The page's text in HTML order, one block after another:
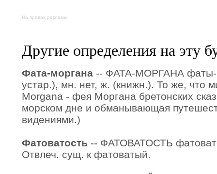
На правах рекламы:
Другие определения на эту
Фата-моргана -- ФАТА-МОРГАНА фаты-
устар.), мн. нет, ж. (книжн.). То же, что
Morgana - фея Моргана бретонских
морском дне и обманывающая
видениями.)
Фатоватость -- ФАТОВАТОСТЬ
Отвлеч. сущ. к фатоватый.